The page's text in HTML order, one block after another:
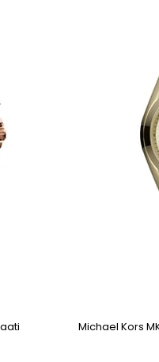
Michael Kors